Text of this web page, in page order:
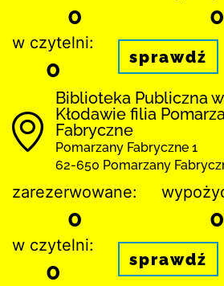
0 0
w czytelni:
0 sprawdź
Biblioteka Publiczna w
Kłodawie filia
Fabryczne
Pomarzany Fabryczne 1
62-650 Pomarzany
zarezerwowane:
0 0
w czytelni:
0 sprawdź